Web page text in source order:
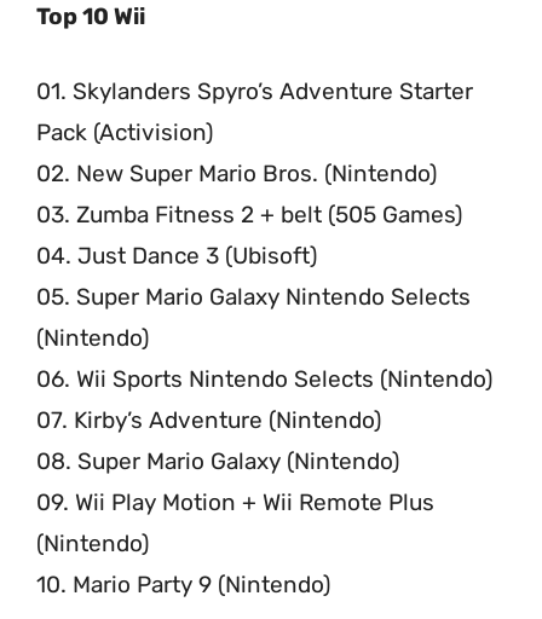
Top 10 Wii
01. Skylanders Spyro’s Adventure Starter
Pack (Activision)
02. New Super Mario Bros. (Nintendo)
03. Zumba Fitness 2 + belt (505 Games)
04. Just Dance 3 (Ubisoft)
05. Super Mario Galaxy Nintendo Selects
(Nintendo)
06. Wii Sports Nintendo Selects (Nintendo)
07. Kirby’s Adventure (Nintendo)
08. Super Mario Galaxy (Nintendo)
09. Wii Play Motion + Wii Remote Plus
(Nintendo)
10. Mario Party 9 (Nintendo)